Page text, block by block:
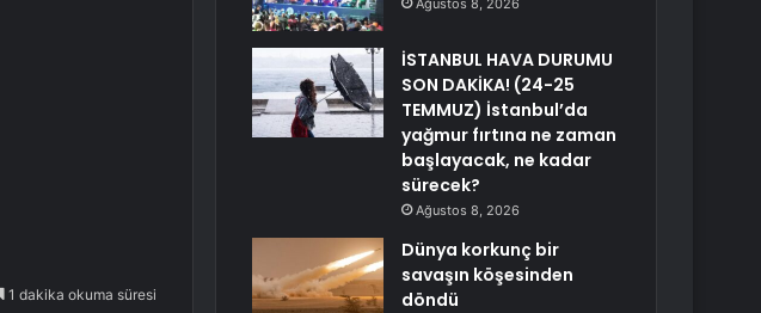
1 dakika okuma süresi
Ağustos 8, 2026
İSTANBUL HAVA DURUMU
SON DAKİKA! (24-25
TEMMUZ) İstanbul’da
yağmur fırtına ne zaman
başlayacak, ne kadar
sürecek?
Ağustos 8, 2026
Dünya korkunç bir
savaşın köşesinden
döndü